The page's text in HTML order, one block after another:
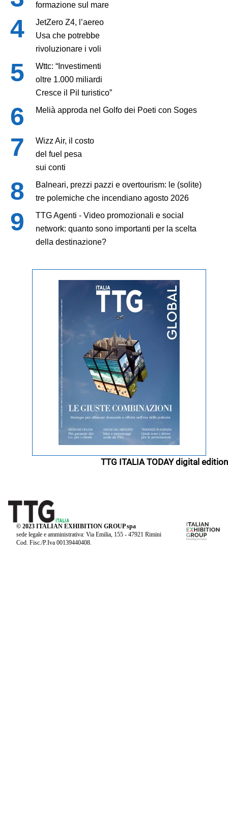
formazione sul mare
JetZero Z4, l’aereo
Usa che potrebbe
rivoluzionare i voli
Wttc: “Investimenti
oltre 1.000 miliardi
Cresce il Pil turistico”
Melià approda nel Golfo dei Poeti con Soges
Wizz Air, il costo
del fuel pesa
sui conti
Balneari, prezzi pazzi e overtourism: le (solite)
tre polemiche che incendiano agosto 2026
TTG Agenti - Video promozionali e social
network: quanto sono importanti per la scelta
della destinazione?
TTG ITALIA TODAY digital edition
© 2023 ITALIAN EXHIBITION GROUP spa
sede legale e amministrativa: Via Emilia, 155 - 47921 Rimini
Cod. Fisc./P.Iva 00139440408.